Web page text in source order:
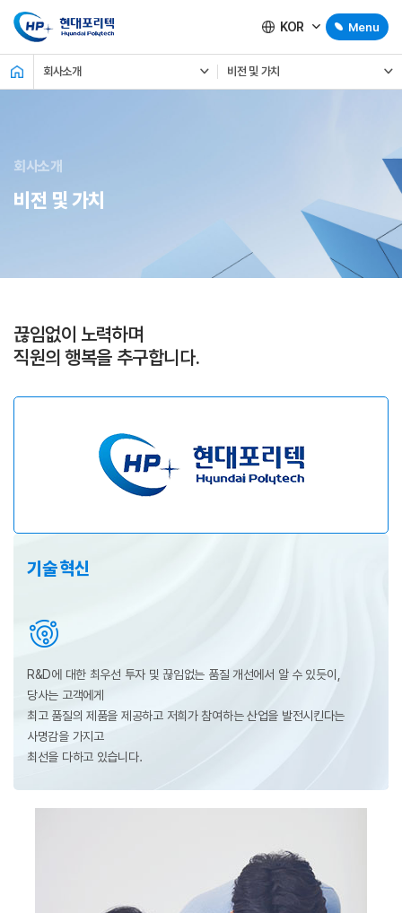
KOR Menu
회사소개 비전 및 가치
회사소개
비전 및 가치
끊임없이 노력하며
직원의 행복을 추구합니다.
기술 혁신
R&D에 대한 최우선 투자 및 끊임없는 품질 개선에서 알 수 있듯이,
당사는 고객에게
최고 품질의 제품을 제공하고 저희가 참여하는 산업을 발전시킨다는
사명감을 가지고
최선을 다하고 있습니다.